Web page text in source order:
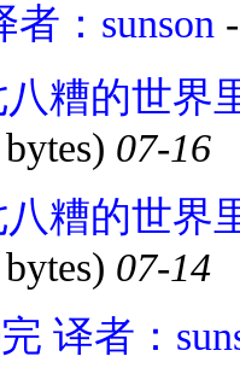
者：sunson
八糟的世界
07-16
八糟的世界
07-14
译者：